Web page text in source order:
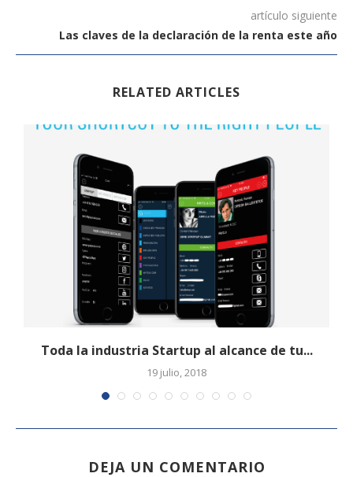
artículo siguiente
Las claves de la declaración de la renta este año
RELATED ARTICLES
Toda la industria Startup al alcance de tu...
19 julio, 2018
DEJA UN COMENTARIO